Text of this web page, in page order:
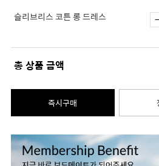
슬리브리스 코튼 롱 드레스
총 상품 금액
즉시구매